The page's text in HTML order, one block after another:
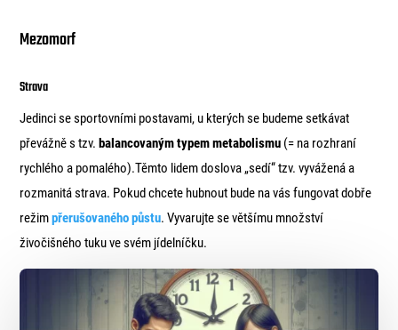
Mezomorf
Strava
Jedinci se sportovními postavami, u kterých se budeme setkávat
převážně s tzv.balancovaným typem metabolismu (= na rozhraní
rychlého a pomalého).Těmto lidem doslova „sedí“ tzv. vyvážená a
rozmanitá strava. Pokud chcete hubnout bude na vás fungovat dobře
režimpřerušovaného půstu. Vyvarujte se většímu množství
živočišného tuku ve svém jídelníčku.